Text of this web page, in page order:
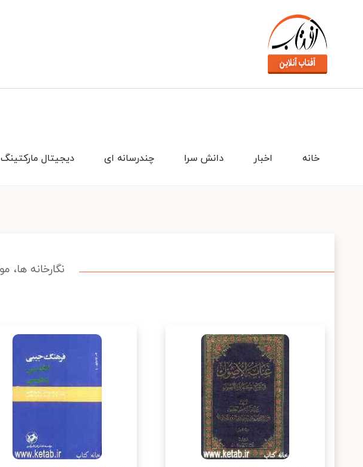
دیجیتال مارکتینگ چندرسانه ای دانش سرا اخبار خانه
نگارخانه